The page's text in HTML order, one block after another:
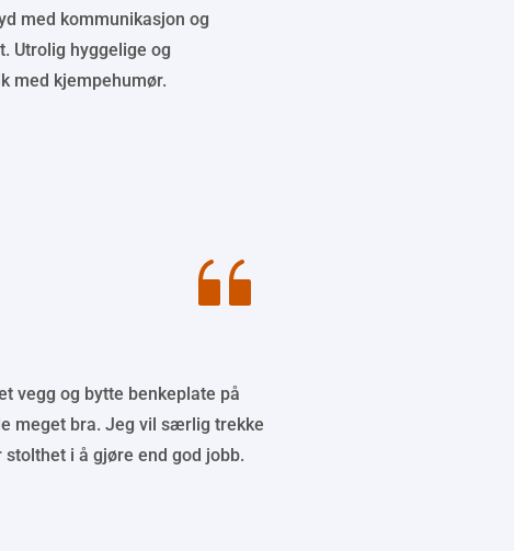
med kommunikasjon og
Utrolig hyggelige og
med kjempehumør.
vegg og bytte benkeplate på
meget bra. Jeg vil særlig trekke
i å gjøre end god jobb.